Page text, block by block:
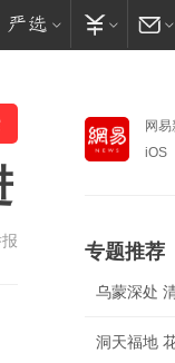
网易
iOS
专题推荐
乌蒙深处
洞天福地